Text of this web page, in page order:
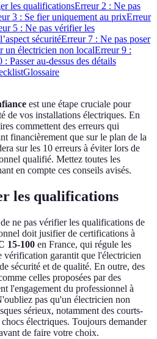
les qualificationsErreur 2 : Ne pas
3 : Se fier uniquement au prixErreur
5 : Ne pas vérifier les
sécuritéErreur 7 : Ne pas poser
un électricien non localErreur 9 :
: Passer au-dessus des détails
Glossaire
est une étape cruciale pour
de vos installations électriques. En
commettent des erreurs qui
financièrement que sur le plan de la
sur les 10 erreurs à éviter lors de
qualifié. Mettez toutes les
en compte ces conseils avisés.
les qualifications
ne pas vérifier les qualifications de
doit jusifier de certifications à
15-100 en France, qui régule les
vérification garantit que l'électricien
sécurité et de qualité. En outre, des
celles proposées par des
l'engagement du professionnel à
pas qu'un électricien non
sérieux, notamment des courts-
électriques. Toujours demander
de faire votre choix.